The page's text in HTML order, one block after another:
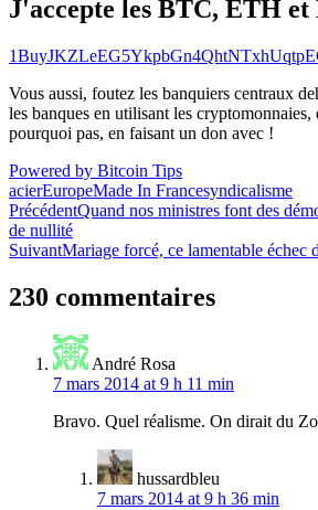
J'accepte les BTC, ETH et
Vous aussi, foutez les banquiers centraux
les banques en utilisant les
pourquoi pas, en faisant un don avec !
Powered by Bitcoin Tips
acierEuropeMade In Francesyndicalisme
Navigation
de
PrécédentQuand nos ministres font des
de nullité
SuivantMariage forcé, ce lamentable échec
230 commentaires
André Rosa
7 mars 2014 at 9 h 11 min
Bravo. Quel réalisme. On dirait du
hussardbleu
7 mars 2014 at 9 h 36 min